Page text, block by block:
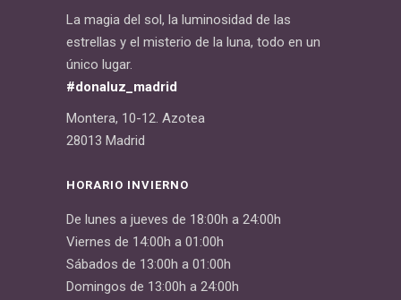
La magia del sol, la luminosidad de las
estrellas y el misterio de la luna, todo en un
único lugar.
#donaluz_madrid
Montera, 10-12. Azotea
28013 Madrid
HORARIO INVIERNO
De lunes a jueves de 18:00h a 24:00h
Viernes de 14:00h a 01:00h
Sábados de 13:00h a 01:00h
Domingos de 13:00h a 24:00h